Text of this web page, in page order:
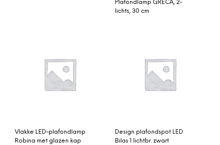
Plafondlamp GRECA, 2-
lichts, 30 cm
Vlakke LED-plafondlamp
Robina met glazen kap
Design plafondspot LED
Bilas 1 lichtbr. zwart